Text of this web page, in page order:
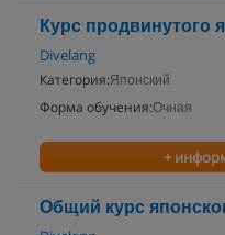
Курс продвинутого
Divelang
Категория:Японский
Форма обучения:Очная
+
Общий курс